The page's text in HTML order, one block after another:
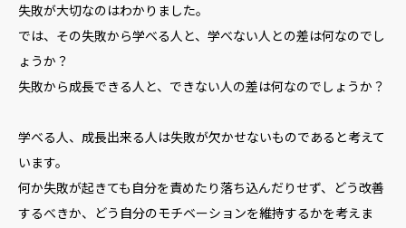
失敗が大切なのはわかりました。
では、その失敗から学べる人と、学べない人との差は何なのでし
ょうか？
失敗から成長できる人と、できない人の差は何なのでしょうか？
学べる人、成長出来る人は失敗が欠かせないものであると考えて
います。
何か失敗が起きても自分を責めたり落ち込んだりせず、どう改善
するべきか、どう自分のモチベーションを維持するかを考えま